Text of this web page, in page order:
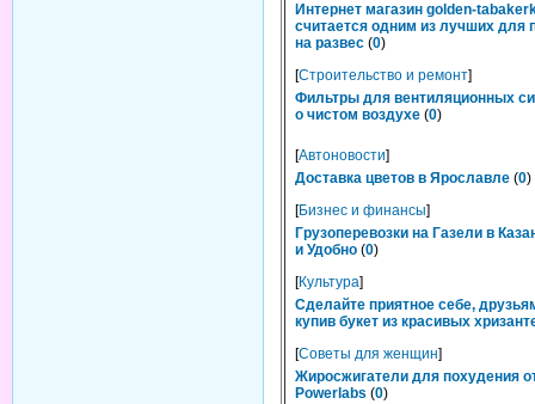
Интернет магазин golden-
считается одним из лучших для
на развес (0)
[Строительство и ремонт]
Фильтры для вентиляционных
о чистом воздухе (0)
[Автоновости]
Доставка цветов в Ярославле (0)
[Бизнес и финансы]
Грузоперевозки на Газели в
и Удобно (0)
[Культура]
Сделайте приятное себе,
купив букет из красивых
[Советы для женщин]
Жиросжигатели для похудения
Powerlabs (0)